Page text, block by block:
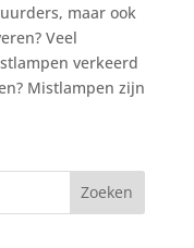
maar ook
Veel
verkeerd
Mistlampen zijn